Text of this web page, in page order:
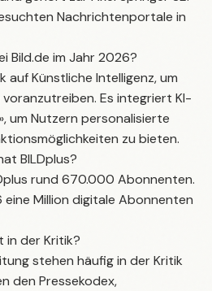
Nachrichtenportale in
Bild.de im Jahr 2026?
Künstliche Intelligenz, um
Es integriert KI-
um Nutzern personalisierte
zu bieten.
BILDplus?
rund 670.000 Abonnenten.
eine Million digitale Abonnenten
in der Kritik?
stehen häufig in der Kritik
den Pressekodex,